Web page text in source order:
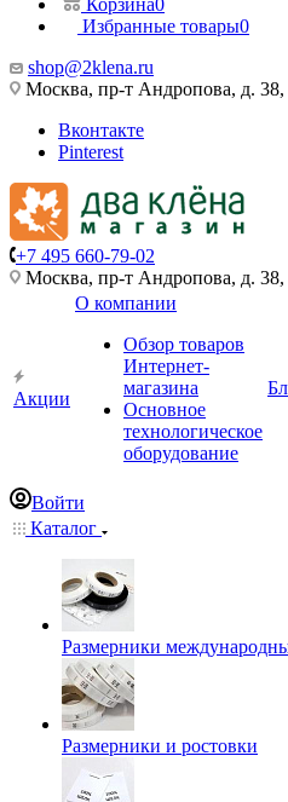
Корзина0
Избранные товары0
shop@2klena.ru
Москва, пр-т Андропова, д. 38,
Вконтакте
Pinterest
+7 495 660-79-02
Москва, пр-т Андропова, д. 38,
Акции
О компании
Обзор товаров
Интернет-
магазина
Основное
технологическое
оборудование
Войти
Каталог
Размерники
Размерники и ростовки